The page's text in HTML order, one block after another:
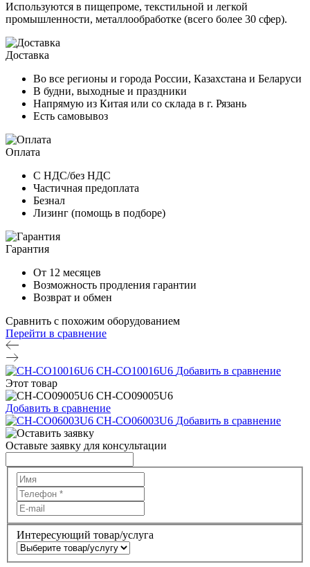
Используются в пищепроме, текстильной и легкой
промышленности, металлообработке (всего более 30 сфер).
Доставка
Во все регионы и города России, Казахстана и Беларуси
В будни, выходные и праздники
Напрямую из Китая или со склада в г. Рязань
Есть самовывоз
Оплата
С НДС/без НДС
Частичная предоплата
Безнал
Лизинг (помощь в подборе)
Гарантия
От 12 месяцев
Возможность продления гарантии
Возврат и обмен
Сравнить с похожим оборудованием
Перейти в сравнение
CH-CO10016U6 Добавить в сравнение
Этот товар
CH-CO09005U6
Добавить в сравнение
CH-CO06003U6 Добавить в сравнение
Оставьте заявку для консультации
Интересующий товар/услуга